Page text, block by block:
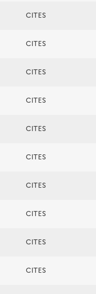
CITES
CITES
CITES
CITES
CITES
CITES
CITES
CITES
CITES
CITES